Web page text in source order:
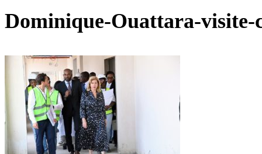
Dominique-Ouattara-